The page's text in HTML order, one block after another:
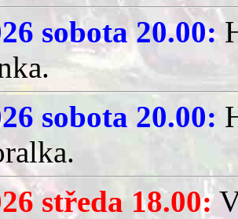
sobota 20.00:
sobota 20.00:
středa 18.00: